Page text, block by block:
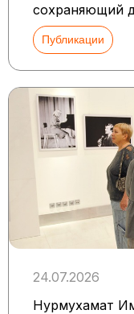
сохраняющий
Публикации
24.07.2026
Нурмухамат